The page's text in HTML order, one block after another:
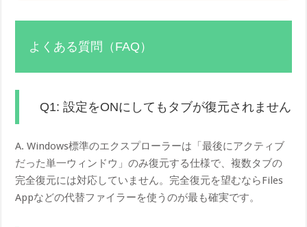
よくある質問（FAQ）
Q1: 設定をONにしてもタブが復元されません
A. Windows標準のエクスプローラーは「最後にアクティブ
だった単一ウィンドウ」のみ復元する仕様で、複数タブの
完全復元には対応していません。完全復元を望むならFiles
Appなどの代替ファイラーを使うのが最も確実です。